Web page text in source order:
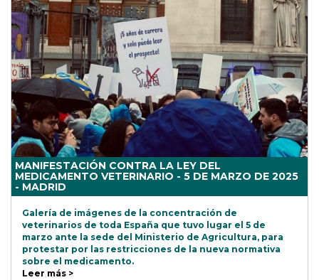
MANIFESTACIÓN CONTRA LA LEY DEL
MEDICAMENTO VETERINARIO - 5 DE MARZO DE 2025
- MADRID
Galería de imágenes de la concentración de
veterinarios de toda España que tuvo lugar el 5 de
marzo ante la sede del Ministerio de Agricultura, para
protestar por las restricciones de la nueva normativa
sobre el medicamento.
Leer más >